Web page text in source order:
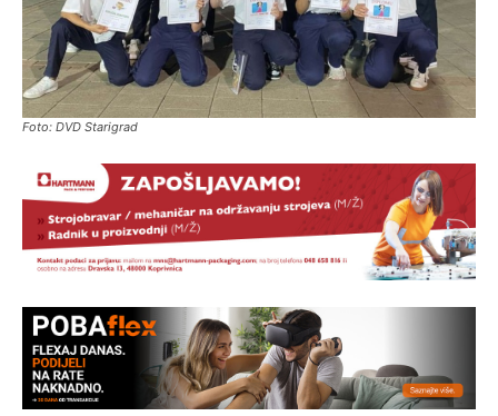
Foto: DVD Starigrad